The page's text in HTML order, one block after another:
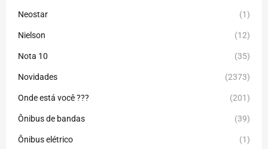
Neostar (1)
Nielson (12)
Nota 10 (35)
Novidades (2373)
Onde está você ??? (201)
Ônibus de bandas (39)
Ônibus elétrico (1)